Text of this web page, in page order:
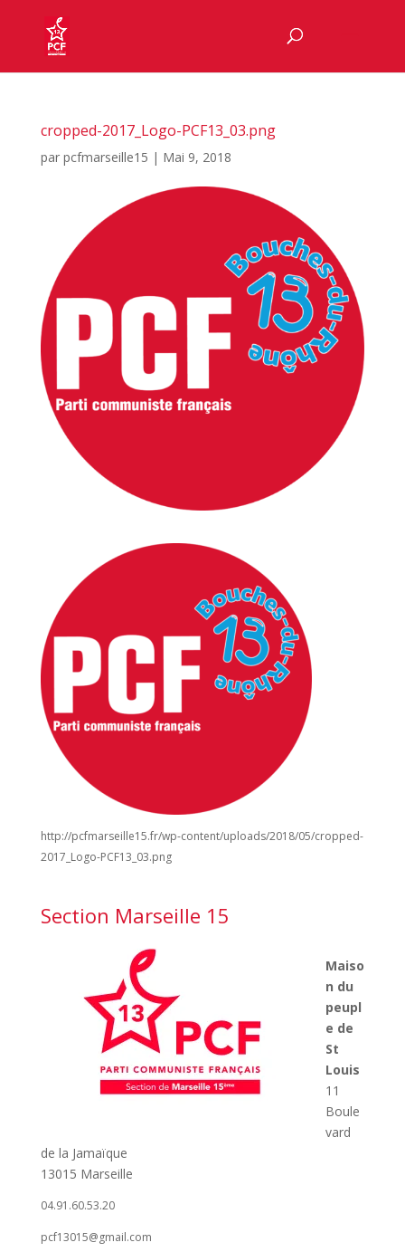
cropped-2017_Logo-PCF13_03.png
par pcfmarseille15 | Mai 9, 2018
http://pcfmarseille15.fr/wp-content/uploads/2018/05/cropped-
2017_Logo-PCF13_03.png
Section Marseille 15
Maiso
n du
peupl
e de
St
Louis
11
Boule
vard
de la Jamaïque
13015 Marseille
04.91.60.53.20
pcf13015@gmail.com